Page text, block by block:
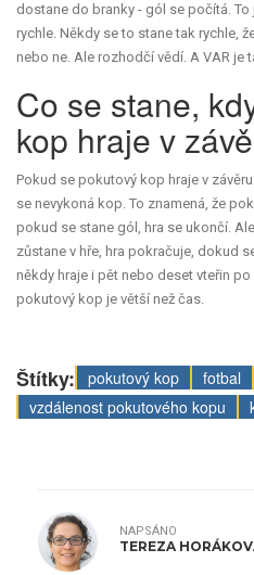
dostane do branky - gól se počítá.
rychle. Někdy se to stane tak rychle,
nebo ne. Ale rozhodčí vědí. A VAR je
Co se stane,
kop hraje v
Pokud se pokutový kop hraje v
se nevykoná kop. To znamená, že
pokud se stane gól, hra se ukončí.
zůstane v hře, hra pokračuje, dokud
někdy hraje i pět nebo deset vteřin
pokutový kop je větší než čas.
Štítky: pokutový kop fotbal
vzdálenost pokutového kopu
NAPSÁNO
TEREZA